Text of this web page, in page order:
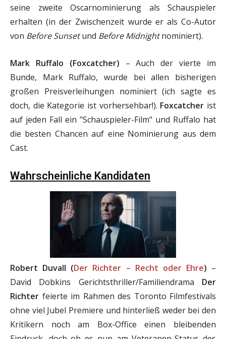
seine zweite Oscarnominierung als Schauspieler
erhalten (in der Zwischenzeit wurde er als Co-Autor
von Before Sunsetund Before Midnightnominiert).
Mark Ruffalo (Foxcatcher) – Auch der vierte im
Bunde, Mark Ruffalo, wurde bei allen bisherigen
großen Preisverleihungen nominiert (ich sagte es
doch, die Kategorie ist vorhersehbar!). Foxcatcher ist
auf jeden Fall ein "Schauspieler-Film" und Ruffalo hat
die besten Chancen auf eine Nominierung aus dem
Cast.
Wahrscheinliche Kandidaten
Robert Duvall (Der Richter – Recht oder Ehre) –
David Dobkins Gerichtsthriller/Familiendrama Der
Richter feierte im Rahmen des Toronto Filmfestivals
ohne viel Jubel Premiere und hinterließ weder bei den
Kritikern noch am Box-Office einen bleibenden